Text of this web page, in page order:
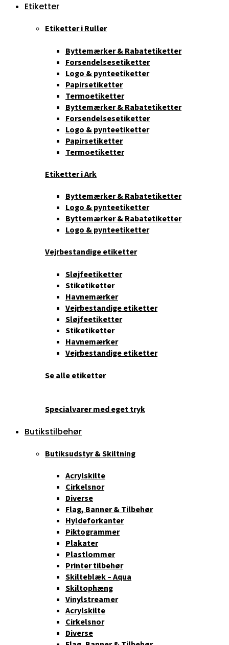
Etiketter
Etiketter i Ruller
Byttemærker & Rabatetiketter
Forsendelsesetiketter
Logo & pynteetiketter
Papirsetiketter
Termoetiketter
Byttemærker & Rabatetiketter
Forsendelsesetiketter
Logo & pynteetiketter
Papirsetiketter
Termoetiketter
Etiketter i Ark
Byttemærker & Rabatetiketter
Logo & pynteetiketter
Byttemærker & Rabatetiketter
Logo & pynteetiketter
Vejrbestandige etiketter
Sløjfeetiketter
Stiketiketter
Havnemærker
Vejrbestandige etiketter
Sløjfeetiketter
Stiketiketter
Havnemærker
Vejrbestandige etiketter
Se alle etiketter
Specialvarer med eget tryk
Butikstilbehør
Butiksudstyr & Skiltning
Acrylskilte
Cirkelsnor
Diverse
Flag, Banner & Tilbehør
Hyldeforkanter
Piktogrammer
Plakater
Plastlommer
Printer tilbehør
Skilteblæk – Aqua
Skiltophæng
Vinylstreamer
Acrylskilte
Cirkelsnor
Diverse